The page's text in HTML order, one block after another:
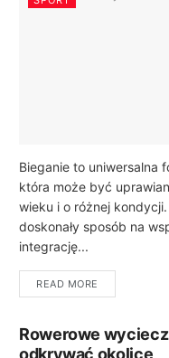
Bieganie to uniwersalna
która może być
wieku i o różnej
doskonały sposób na
integrację...
READ MORE
Rowerowe
odkrywać okolicę